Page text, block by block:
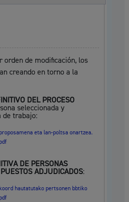
orden de modificación, los
creando en torno a la
DEL PROCESO
seleccionada y
de trabajo:
eta lan-poltsa onartzea.
DE PERSONAS
ADJUDICADOS:
hautatutako pertsonen bbtiko